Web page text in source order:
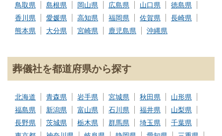
鳥取県
島根県 岡山県 広島県 山口県
徳島県
香川県
愛媛県 高知県 福岡県 佐賀県
長崎県
熊本県
大分県 宮崎県 鹿児島県 沖縄県
葬儀社を都道府県から探す
北海道 青森県 岩手県 宮城県 秋田県
山形県
福島県
新潟県 富山県 石川県 福井県
山梨県
長野県
茨城県 栃木県 群馬県 埼玉県
千葉県